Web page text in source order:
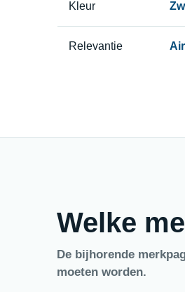
Kleur
Relevantie
Welke
De bijhorende
moeten worden.